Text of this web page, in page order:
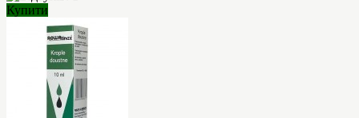
Купити